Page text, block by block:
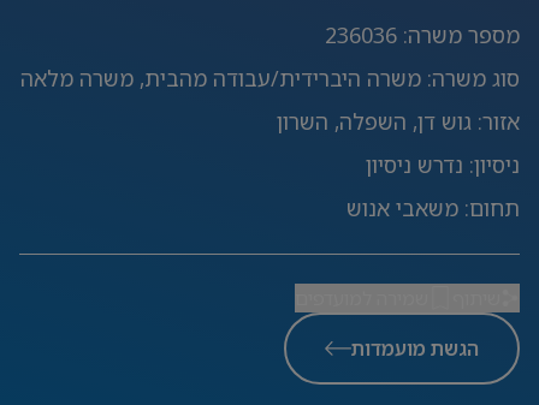
מספר משרה:
236036
סוג משרה: משרה היברידית/עבודה מהבית, משרה מלאה
אזור: גוש דן, השפלה, השרון
ניסיון: נדרש ניסיון
תחום: משאבי אנוש
הגשת מועמדות